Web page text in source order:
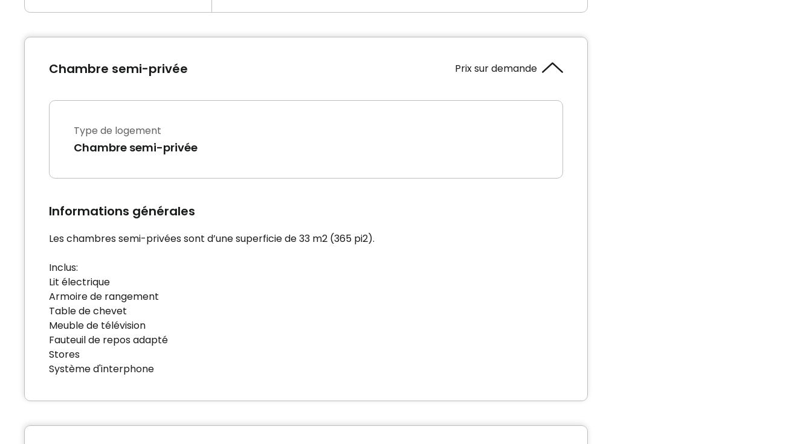
Chambre semi-privée Prix sur demande
Type de logement
Chambre semi-privée
Informations générales
Les chambres semi-privées sont d’une superficie de 33 m2 (365 pi2).
Inclus:
Lit électrique
Armoire de rangement
Table de chevet
Meuble de télévision
Fauteuil de repos adapté
Stores
Système d'interphone